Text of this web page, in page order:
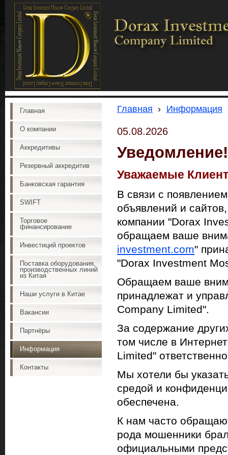
Главная
О компании
Аккредитивы
Резервный аккредитив
Банковская гарантия
SWIFT
Торговое
финансирование
Инвестиций проектов
Поставка оборудования,
производственных линий
из Китая
Наши услуги в Китае
Вакансии
Партнёры
Информация
Контакты
Главная › Информация
05.08.2026
Уважаемые
В связи с
объявлений и
компании "Dorax
обращаем ваше
investment.com"
"Dorax Investment
Обращаем ваше
принадлежат и
Company Limited".
За содержание
том числе в
Limited"
Мы хотели бы
средой и
обеспечена.
К нам часто
рода мошенники
официальными